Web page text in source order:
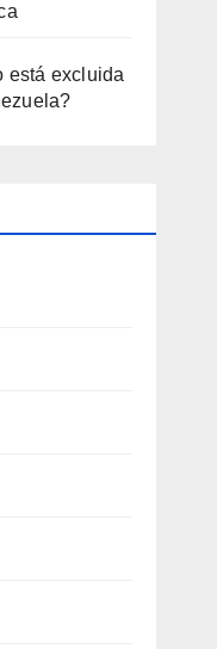
está excluida